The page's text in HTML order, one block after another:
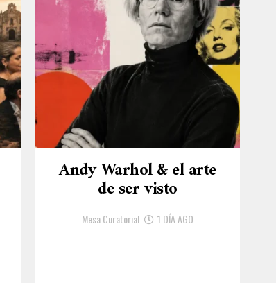
Andy Warhol & el arte
de ser visto
Mesa Curatorial 1 DÍA AGO